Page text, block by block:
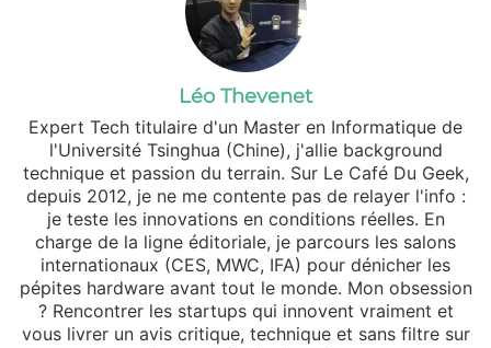
Léo Thevenet
Expert Tech titulaire d'un Master en Informatique de
l'Université Tsinghua (Chine), j'allie background
technique et passion du terrain. Sur Le Café Du Geek,
depuis 2012, je ne me contente pas de relayer l'info :
je teste les innovations en conditions réelles. En
charge de la ligne éditoriale, je parcours les salons
internationaux (CES, MWC, IFA) pour dénicher les
pépites hardware avant tout le monde. Mon obsession
? Rencontrer les startups qui innovent vraiment et
vous livrer un avis critique, technique et sans filtre sur